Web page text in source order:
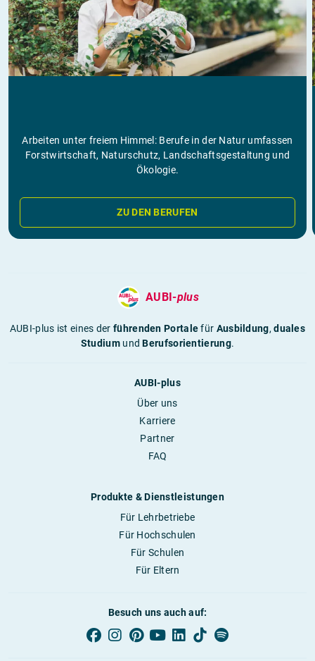
Arbeiten unter freiem Himmel: Berufe in der Natur umfassen
Forstwirtschaft, Naturschutz, Landschaftsgestaltung und
Ökologie.
ZU DEN BERUFEN
AUBI-plus
AUBI-plus ist eines derführenden Portalefür Ausbildung,duales
StudiumundBerufsorientierung.
AUBI-plus
Über uns
Karriere
Partner
FAQ
Produkte & Dienstleistungen
Für Lehrbetriebe
Für Hochschulen
Für Schulen
Für Eltern
Besuch uns auch auf: